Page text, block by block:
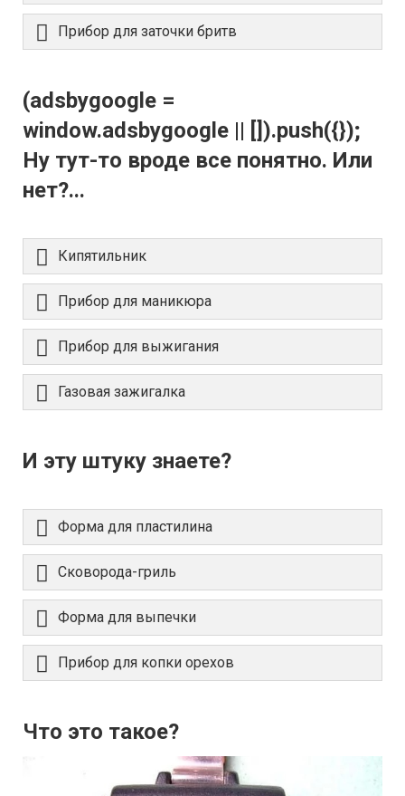
Прибор для заточки бритв
(adsbygoogle =
window.adsbygoogle || []).push({});
Ну тут-то вроде все понятно. Или
нет?...
Кипятильник
Прибор для маникюра
Прибор для выжигания
Газовая зажигалка
И эту штуку знаете?
Форма для пластилина
Сковорода-гриль
Форма для выпечки
Прибор для копки орехов
Что это такое?